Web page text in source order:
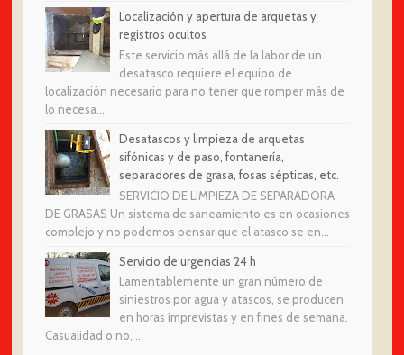
Localización y apertura de arquetas y
registros ocultos
Este servicio más allá de la labor de un
desatasco requiere el equipo de
localización necesario para no tener que romper más de
lo necesa...
Desatascos y limpieza de arquetas
sifónicas y de paso, fontanería,
separadores de grasa, fosas sépticas, etc.
SERVICIO DE LIMPIEZA DE SEPARADORA
DE GRASAS Un sistema de saneamiento es en ocasiones
complejo y no podemos pensar que el atasco se en...
Servicio de urgencias 24 h
Lamentablemente un gran número de
siniestros por agua y atascos, se producen
en horas imprevistas y en fines de semana.
Casualidad o no, ...